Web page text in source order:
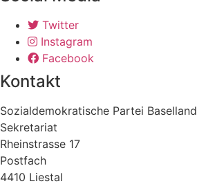
a
Twitter
Instagram
Facebook
Kontakt
Sozialdemokratische Partei Baselland
Sekretariat
Rheinstrasse 17
Postfach
4410 Liestal